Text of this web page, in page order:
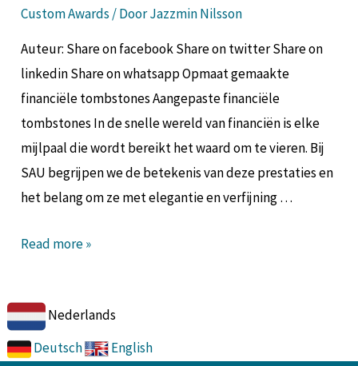
Custom Awards / DoorJazzmin Nilsson
Auteur: Share on facebook Share on twitter Share on
linkedin Share on whatsapp Opmaat gemaakte
financiële tombstones Aangepaste financiële
tombstones In de snelle wereld van financiën is elke
mijlpaal die wordt bereikt het waard om te vieren. Bij
SAU begrijpen we de betekenis van deze prestaties en
het belang om ze met elegantie en verfijning …
Read more »
Nederlands
Deutsch
English